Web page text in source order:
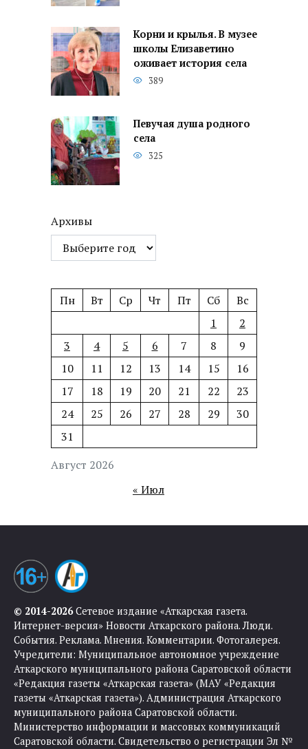
Корни и крылья. В музее
школы Елизаветино
оживает история села
389
Певучая душа родного
села
325
Архивы
Август 2026
Пн Вт Ср Чт Пт Сб
Вс
1
2
3
4 5 6 7 8
9
10
11 12 13 14 15
16
17
18 19 20 21 22
23
24
25 26 27 28 29
30
31
« Июл
© 2014-2026Сетевое издание «Аткарская газета.
Интернет-версия» Новости Аткарского района. Люди.
События. Реклама. Мнения. Комментарии. Фотогалерея.
Учредители: Муниципальное автономное учреждение
Аткарского муниципального района Саратовской области
«Редакция газеты «Аткарская газета» (МАУ «Редакция
газеты «Аткарская газета»). Администрация Аткарского
муниципального района Саратовской области.
Министерство информации и массовых коммуникаций
Саратовской области. Свидетельство о регистрации Эл №